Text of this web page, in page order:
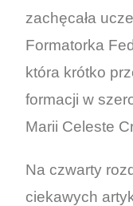
zachęcała
Formatorka
która krótko
formacji w
Marii Celeste
Na czwarty
ciekawych